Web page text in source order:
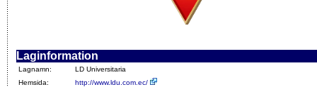
Laginformation
Lagnamn:
LD Universitaria
Hemsida:
http://www.ldu.com.ec/